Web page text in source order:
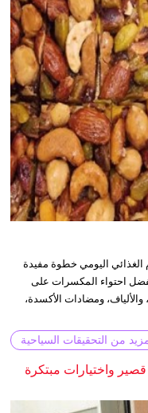
اليومي خطوة مفيدة
احتواء المكسرات على
ومضادات الأكسدة،
من التحقيقات السياحية
واختيارات مبتكرة